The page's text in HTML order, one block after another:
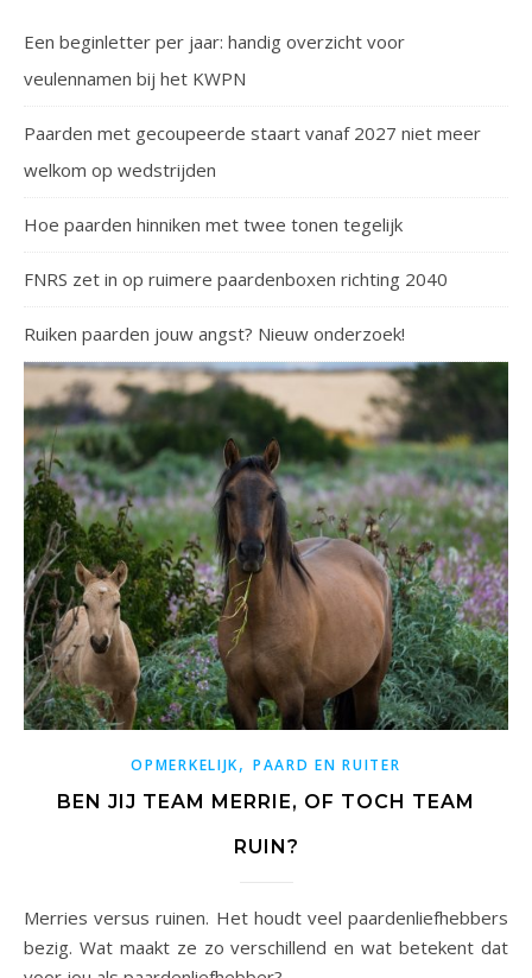
Een beginletter per jaar: handig overzicht voor
veulennamen bij het KWPN
Paarden met gecoupeerde staart vanaf 2027 niet meer
welkom op wedstrijden
Hoe paarden hinniken met twee tonen tegelijk
FNRS zet in op ruimere paardenboxen richting 2040
Ruiken paarden jouw angst? Nieuw onderzoek!
OPMERKELIJK,PAARD EN RUITER
BEN JIJ TEAM MERRIE, OF TOCH TEAM
RUIN?
Merries versus ruinen. Het houdt veel paardenliefhebbers
bezig. Wat maakt ze zo verschillend en wat betekent dat